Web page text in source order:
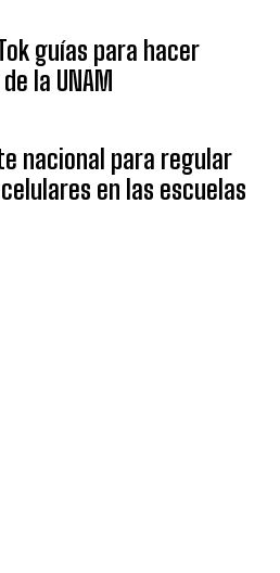
guías para hacer
la UNAM
nacional para regular
en las escuelas